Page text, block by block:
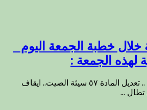
خطبة الجمعة اليوم _
لهذه الجمعة :
إصدار قانون العفو العام .. تعديل المادة ٥٧ سيئة الصيت.. ايقاف
تطال ...